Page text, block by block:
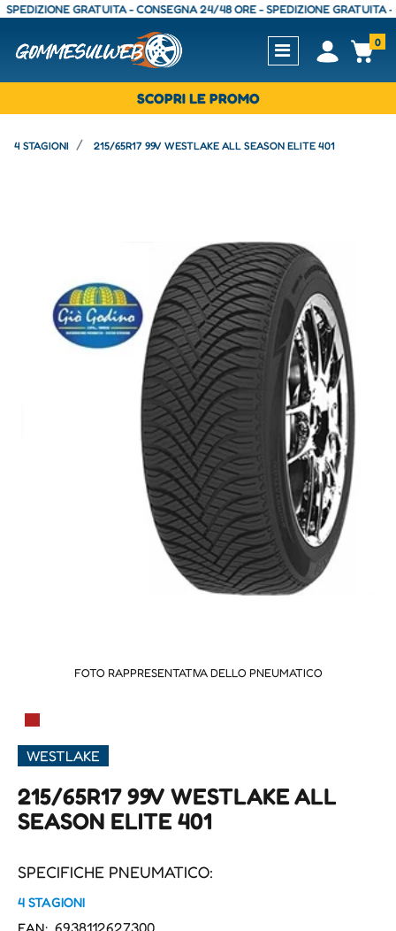
GRATUITA - CONSEGNA 24/48 ORE - SPEDIZIONE GRATUITA -
Open0
SCOPRI LE PROMO
4 STAGIONI 215/65R17 99V WESTLAKE ALL SEASON ELITE 401
FOTO RAPPRESENTATIVA DELLO PNEUMATICO
▀
WESTLAKE
215/65R17 99V WESTLAKE ALL
SEASON ELITE 401
SPECIFICHE PNEUMATICO:
4 STAGIONI